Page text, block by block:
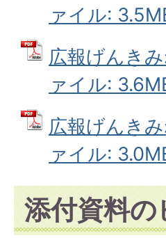
ァイル:
広報げんき
ァイル:
広報げんき
ァイル:
添付資料